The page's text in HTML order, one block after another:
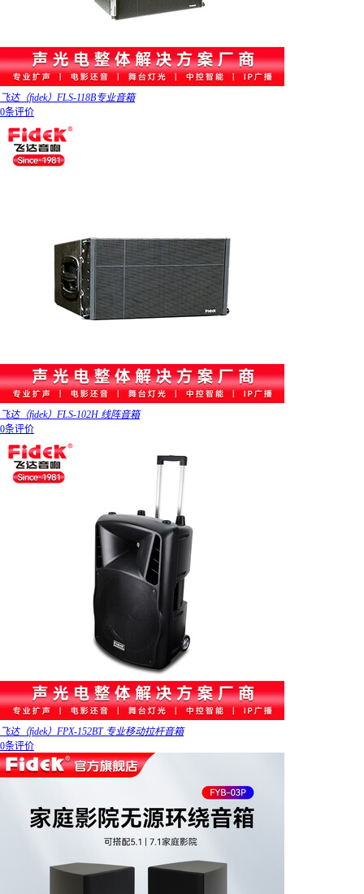
飞达（fidek）FLS-118B专业音箱
0条评价
飞达（fidek）FLS-102H 线阵音箱
0条评价
飞达（fidek）FPX-152BT 专业移动拉杆音箱
0条评价